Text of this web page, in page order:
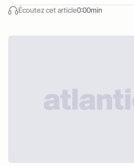
Écoutez cet article0:00min